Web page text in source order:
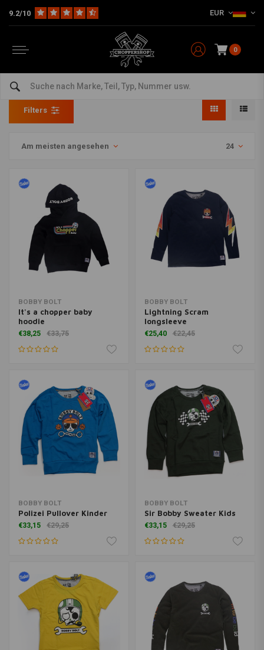
9.2/10 EUR
0
Kinderkleidung
Home The Biker Kleidung für Frauen und Kinder
Filters
Am meisten angesehen 24
BOBBY BOLT
It's a chopper baby
hoodie
€38,25 €33,75
BOBBY BOLT
Lightning Scram
longsleeve
€25,40 €22,45
BOBBY BOLT
Polizei Pullover Kinder
€33,15 €29,25
BOBBY BOLT
Sir Bobby Sweater Kids
€33,15 €29,25